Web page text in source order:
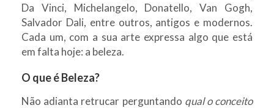
Da Vinci, Michelangelo, Donatello, Van Gogh,
Salvador Dali, entre outros, antigos e modernos.
Cada um, com a sua arte expressa algo que está
em falta hoje: a beleza.
O que é Beleza?
Não adianta retrucar perguntando qual o conceito